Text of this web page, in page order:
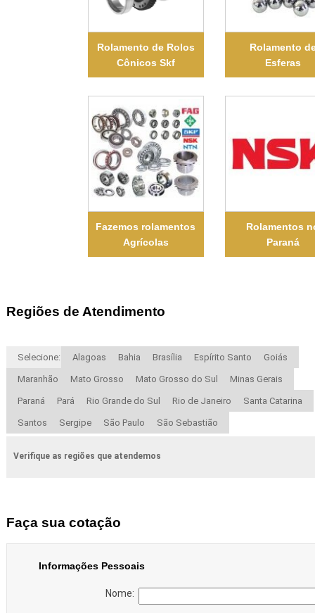
Rolamento de Rolos
Cônicos Skf
Rolamento
Esferas
Fazemos rolamentos
Agrícolas
Rolamentos
Paraná
Regiões de Atendimento
Selecione: Alagoas Bahia Brasília Espírito Santo Goiás
Maranhão Mato Grosso Mato Grosso do Sul Minas Gerais
Paraná Pará Rio Grande do Sul Rio de Janeiro Santa Catarina
Santos Sergipe São Paulo São Sebastião
Verifique as regiões que atendemos
Faça sua cotação
Informações Pessoais
Nome: